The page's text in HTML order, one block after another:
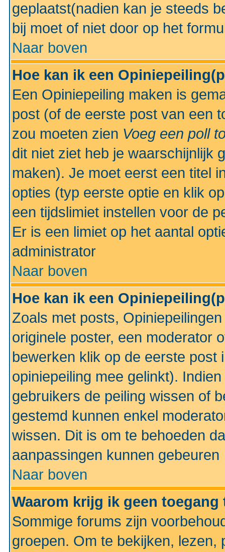
geplaatst(nadien kan je steeds
bij moet of niet door op het
Naar boven
Hoe kan ik een
Een Opiniepeiling maken is
post (of de eerste post van een
zou moeten zien Voeg een poll
dit niet ziet heb je waarschijnlijk
maken). Je moet eerst een titel
opties (typ eerste optie en klik
een tijdslimiet instellen voor de
Er is een limiet op het aantal
administrator
Naar boven
Hoe kan ik een
Zoals met posts,
originele poster, een moderator
bewerken klik op de eerste post
opiniepeiling mee gelinkt).
gebruikers de peiling wissen of
gestemd kunnen enkel
wissen. Dit is om te behoeden
aanpassingen kunnen gebeuren
Naar boven
Waarom krijg ik geen
Sommige forums zijn
groepen. Om te bekijken, lezen,